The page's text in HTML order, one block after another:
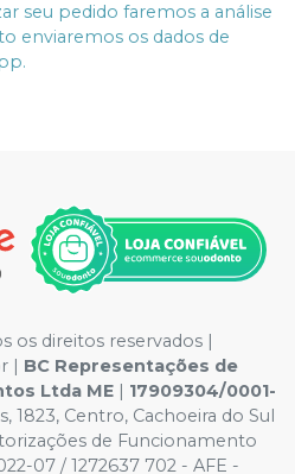
seu pedido faremos a análise
enviaremos os dados de
os direitos reservados |
| BC Representações de
Ltda ME | 17909304/0001-
1823, Centro, Cachoeira do Sul
de Funcionamento
07 / 1272637 702 - AFE -